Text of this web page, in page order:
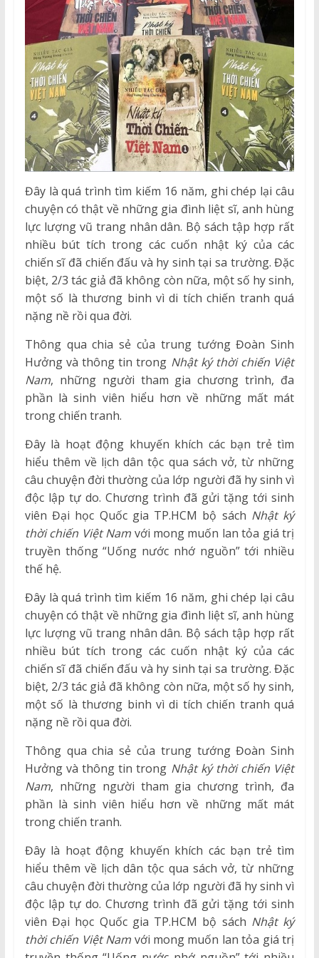
Đây là quá trình tìm kiếm 16 năm, ghi chép lại câu
chuyện có thật về những gia đình liệt sĩ, anh hùng
lực lượng vũ trang nhân dân. Bộ sách tập hợp rất
nhiều bút tích trong các cuốn nhật ký của các
chiến sĩ đã chiến đấu và hy sinh tại sa trường. Đặc
biệt, 2/3 tác giả đã không còn nữa, một số hy sinh,
một số là thương binh vì di tích chiến tranh quá
nặng nề rồi qua đời.
Thông qua chia sẻ của trung tướng Đoàn Sinh
Hưởng và thông tin trong Nhật ký thời chiến Việt
Nam, những người tham gia chương trình, đa
phần là sinh viên hiểu hơn về những mất mát
trong chiến tranh.
Đây là hoạt động khuyến khích các bạn trẻ tìm
hiểu thêm về lịch dân tộc qua sách vở, từ những
câu chuyện đời thường của lớp người đã hy sinh vì
độc lập tự do. Chương trình đã gửi tặng tới sinh
viên Đại học Quốc gia TP.HCM bộ sách Nhật ký
thời chiến Việt Nam với mong muốn lan tỏa giá trị
truyền thống “Uống nước nhớ nguồn” tới nhiều
thế hệ.
Đây là quá trình tìm kiếm 16 năm, ghi chép lại câu
chuyện có thật về những gia đình liệt sĩ, anh hùng
lực lượng vũ trang nhân dân. Bộ sách tập hợp rất
nhiều bút tích trong các cuốn nhật ký của các
chiến sĩ đã chiến đấu và hy sinh tại sa trường. Đặc
biệt, 2/3 tác giả đã không còn nữa, một số hy sinh,
một số là thương binh vì di tích chiến tranh quá
nặng nề rồi qua đời.
Thông qua chia sẻ của trung tướng Đoàn Sinh
Hưởng và thông tin trong Nhật ký thời chiến Việt
Nam, những người tham gia chương trình, đa
phần là sinh viên hiểu hơn về những mất mát
trong chiến tranh.
Đây là hoạt động khuyến khích các bạn trẻ tìm
hiểu thêm về lịch dân tộc qua sách vở, từ những
câu chuyện đời thường của lớp người đã hy sinh vì
độc lập tự do. Chương trình đã gửi tặng tới sinh
viên Đại học Quốc gia TP.HCM bộ sách Nhật ký
thời chiến Việt Nam với mong muốn lan tỏa giá trị